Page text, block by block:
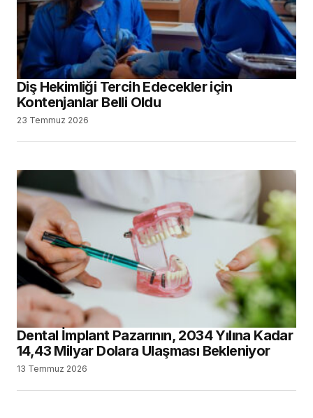
Diş Hekimliği Tercih Edecekler için
Kontenjanlar Belli Oldu
23 Temmuz 2026
Dental İmplant Pazarının, 2034 Yılına Kadar
14,43 Milyar Dolara Ulaşması Bekleniyor
13 Temmuz 2026